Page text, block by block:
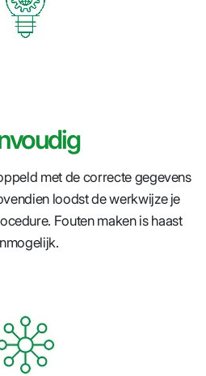
met de correcte gegevens
loodst de werkwijze je
Fouten maken is haast